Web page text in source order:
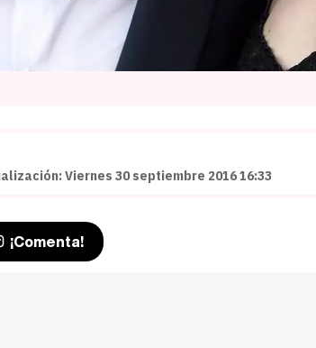
Viernes 30 septiembre 2016 16:33
¡Comenta!